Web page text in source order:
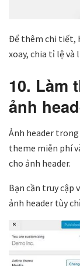
Để thêm chi tiết,
xoay, chia tỉ lệ
10. Làm
ảnh
Ảnh header
theme miễn phí
cho ảnh header.
Bạn cần truy cập
ảnh header tùy